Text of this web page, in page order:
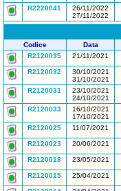
R2220041
26/11/2022
27/11/2022
Codice Data
R2120035
21/11/2021
R2120032
30/10/2021
31/10/2021
R2120031
23/10/2021
24/10/2021
R2120033
16/10/2021
17/10/2021
R2120025 11/07/2021
R2120023 20/06/2021
R2120018 23/05/2021
R2120015 25/04/2021